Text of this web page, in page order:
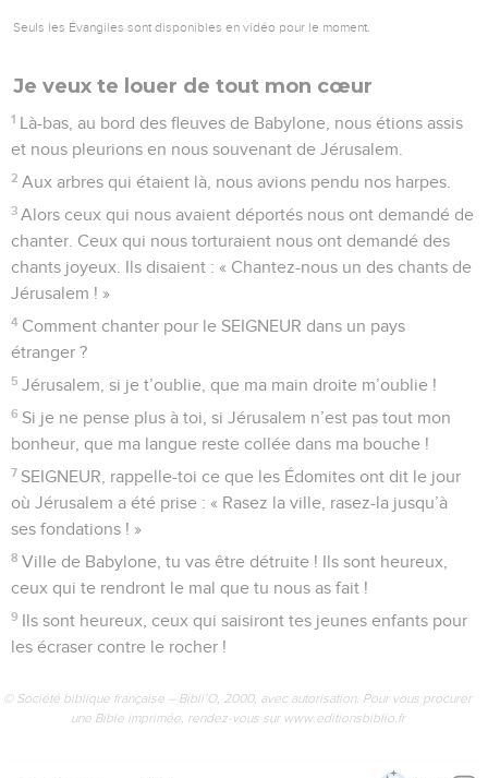
17 Il a frappé de grands rois. – Oui, son amour est pour
18
Il a tué des rois puissants : – Oui, son amour est pour
toujours !
19 Sihon, roi des Amorites, – Oui, son amour est pour
toujours !
20 et Og, roi du Bachan. – Oui, son amour est pour toujours !
21 Il a donné leur pays en partage à son peuple, – Oui, son
amour est pour toujours !
22 il l’a donné en partage à Israël, son serviteur ! – Oui, son
amour est pour toujours !
23 Dans notre malheur, il a pensé à nous. – Oui, son amour
est pour toujours !
24 Il nous a délivrés de nos ennemis. – Oui, son amour est
pour toujours !
25 Il donne à manger à tous les êtres vivants. – Oui, son
amour est pour toujours !
26 Dites merci au Dieu qui est au ciel ! – Oui, son amour est
pour toujours !
© Société biblique française – Bibli’O, 2000, avec autorisation. Pour vous procurer
une Bible imprimée, rendez-vous sur www.editionsbiblio.fr
Psaumes 137